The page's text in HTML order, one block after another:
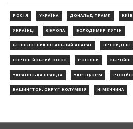
РОСІЯ УКРАЇНА ДОНАЛЬД ТРАМП КИЇВ
УКРАЇНЦІ ЄВРОПА ВОЛОДИМИР ПУТІН
БЕЗПІЛОТНИЙ ЛІТАЛЬНИЙ АПАРАТ ПРЕЗИДЕНТ
ЄВРОПЕЙСЬКИЙ СОЮЗ РОСІЯНИ ЗБРОЙНІ
УКРАЇНСЬКА ПРАВДА УКРІНФОРМ
ВАШИНГТОН, ОКРУГ КОЛУМБІЯ НІМЕЧЧИНА